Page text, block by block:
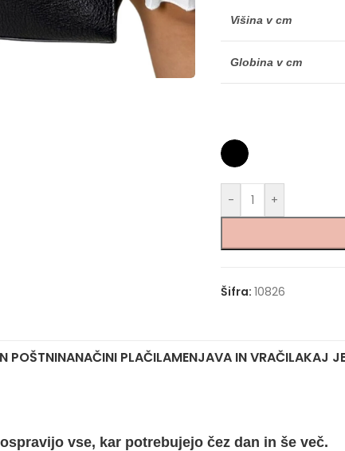
Višina v cm
Globina v cm
- +
Šifra: 10826
POŠTNINANAČINI PLAČILAMENJAVA IN VRAČILAKAJ
vse, kar potrebujejo čez dan in še več.